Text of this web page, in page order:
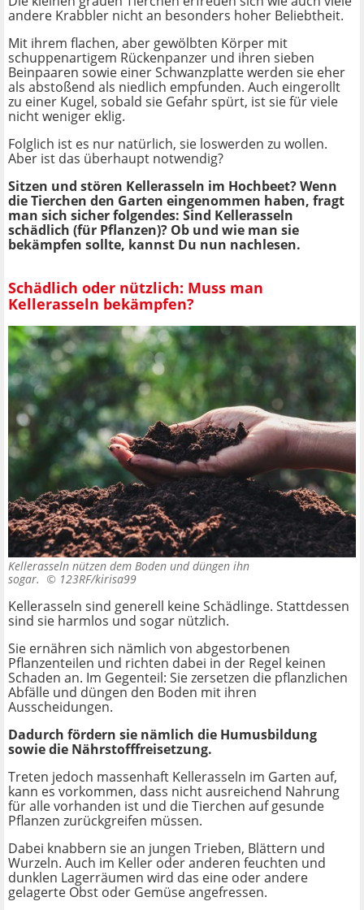
andere Krabbler nicht an besonders hoher Beliebtheit.
Mit ihrem flachen, aber gewölbten Körper mit
schuppenartigem Rückenpanzer und ihren sieben
Beinpaaren sowie einer Schwanzplatte werden sie eher
als abstoßend als niedlich empfunden. Auch eingerollt
zu einer Kugel, sobald sie Gefahr spürt, ist sie für viele
nicht weniger eklig.
Folglich ist es nur natürlich, sie loswerden zu wollen.
Aber ist das überhaupt notwendig?
Sitzen und stören Kellerasseln im Hochbeet? Wenn
die Tierchen den Garten eingenommen haben, fragt
man sich sicher folgendes: Sind Kellerasseln
schädlich (für Pflanzen)? Ob und wie man sie
bekämpfen sollte, kannst Du nun nachlesen.
Schädlich oder nützlich: Muss man
Kellerasseln bekämpfen?
Kellerasseln nützen dem Boden und düngen ihn
sogar. © 123RF/kirisa99
Kellerasseln sind generell keine Schädlinge. Stattdessen
sind sie harmlos und sogar nützlich.
Sie ernähren sich nämlich von abgestorbenen
Pflanzenteilen und richten dabei in der Regel keinen
Schaden an. Im Gegenteil: Sie zersetzen die pflanzlichen
Abfälle und düngen den Boden mit ihren
Ausscheidungen.
Dadurch fördern sie nämlich die Humusbildung
sowie die Nährstofffreisetzung.
Treten jedoch massenhaft Kellerasseln im Garten auf,
kann es vorkommen, dass nicht ausreichend Nahrung
für alle vorhanden ist und die Tierchen auf gesunde
Pflanzen zurückgreifen müssen.
Dabei knabbern sie an jungen Trieben, Blättern und
Wurzeln. Auch im Keller oder anderen feuchten und
dunklen Lagerräumen wird das eine oder andere
gelagerte Obst oder Gemüse angefressen.